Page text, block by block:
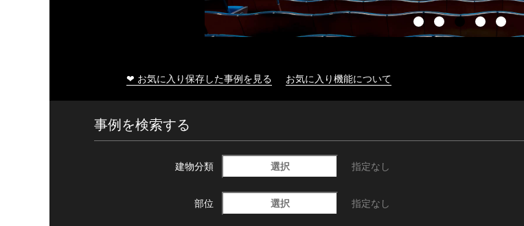
❤ お気に入り保存した事例を見る お気に入り機能について
事例を検索する
建物分類 選択 指定なし
部位 選択 指定なし